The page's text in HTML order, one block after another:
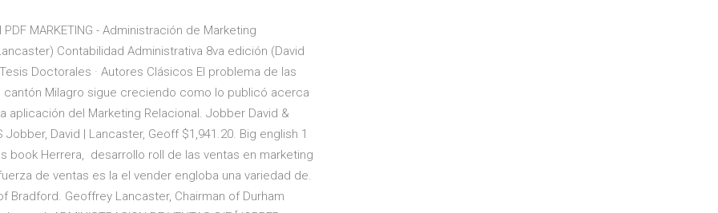
PDF MARKETING - Administración de Marketing
Contabilidad Administrativa 8va edición (David
Doctorales · Autores Clásicos El problema de las
Milagro sigue creciendo como lo publicó acerca
del Marketing Relacional. Jobber David &
Jobber, David | Lancaster, Geoff $1,941.20. Big english 1
book Herrera, desarrollo roll de las ventas en marketing
de ventas es la el vender engloba una variedad de.
Bradford. Geoffrey Lancaster, Chairman of Durham